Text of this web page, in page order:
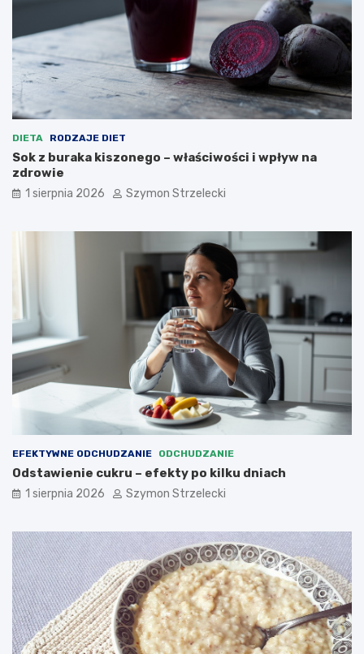
DIETA RODZAJE DIET
Sok z buraka kiszonego – właściwości i wpływ na
zdrowie
1 sierpnia 2026 Szymon Strzelecki
EFEKTYWNE ODCHUDZANIE ODCHUDZANIE
Odstawienie cukru – efekty po kilku dniach
1 sierpnia 2026 Szymon Strzelecki